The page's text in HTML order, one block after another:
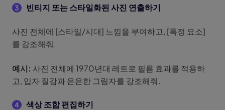
3 빈티지 또는 스타일화된 사진 연출하기
사진 전체에 [스타일/시대] 느낌을 부여하고, [특정 요소]
를 강조해줘.
예시: 사진 전체에 1970년대 레트로 필름 효과를 적용하
고, 입자 질감과 은은한 그림자를 강조해줘.
4 색상 조합 편집하기